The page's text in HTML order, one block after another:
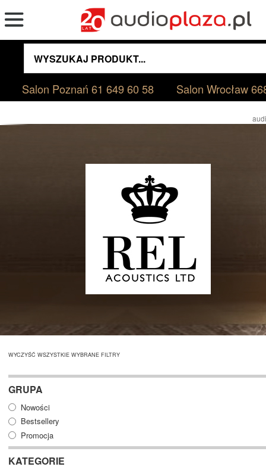
Salon Poznań61 649 60 58 Salon Wrocław
WYCZYŚĆ WSZYSTKIE WYBRANE FILTRY
GRUPA
Nowości
Bestsellery
Promocja
KATEGORIE